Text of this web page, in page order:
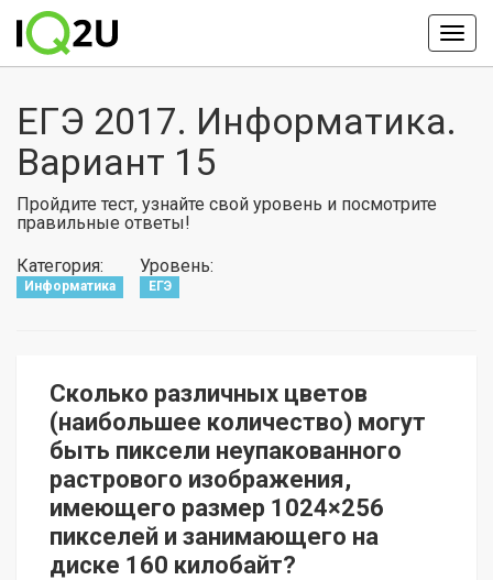
ЕГЭ 2017. Информатика.
Вариант 15
Пройдите тест, узнайте свой уровень и посмотрите
правильные ответы!
Категория:
Информатика
Уровень:
ЕГЭ
Сколько различных цветов
(наибольшее количество) могут
быть пиксели неупакованного
растрового изображения,
имеющего размер 1024×256
пикселей и занимающего на
диске 160 килобайт?